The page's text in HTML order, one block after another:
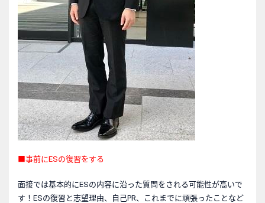
■事前にESの復習をする
面接では基本的にESの内容に沿った質問をされる可能性が高いで
す！ESの復習と志望理由、自己PR、これまでに頑張ったことなど